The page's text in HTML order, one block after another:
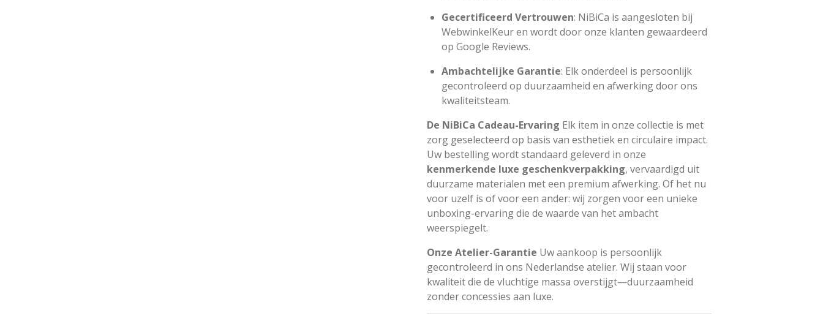
Gecertificeerd Vertrouwen: NiBiCa is aangesloten bij
WebwinkelKeur en wordt door onze klanten gewaardeerd
op Google Reviews.
Ambachtelijke Garantie: Elk onderdeel is persoonlijk
gecontroleerd op duurzaamheid en afwerking door ons
kwaliteitsteam.
De NiBiCa Cadeau-Ervaring Elk item in onze collectie is met
zorg geselecteerd op basis van esthetiek en circulaire impact.
Uw bestelling wordt standaard geleverd in onze
kenmerkende luxe geschenkverpakking, vervaardigd uit
duurzame materialen met een premium afwerking. Of het nu
voor uzelf is of voor een ander: wij zorgen voor een unieke
unboxing-ervaring die de waarde van het ambacht
weerspiegelt.
Onze Atelier-Garantie Uw aankoop is persoonlijk
gecontroleerd in ons Nederlandse atelier. Wij staan voor
kwaliteit die de vluchtige massa overstijgt—duurzaamheid
zonder concessies aan luxe.